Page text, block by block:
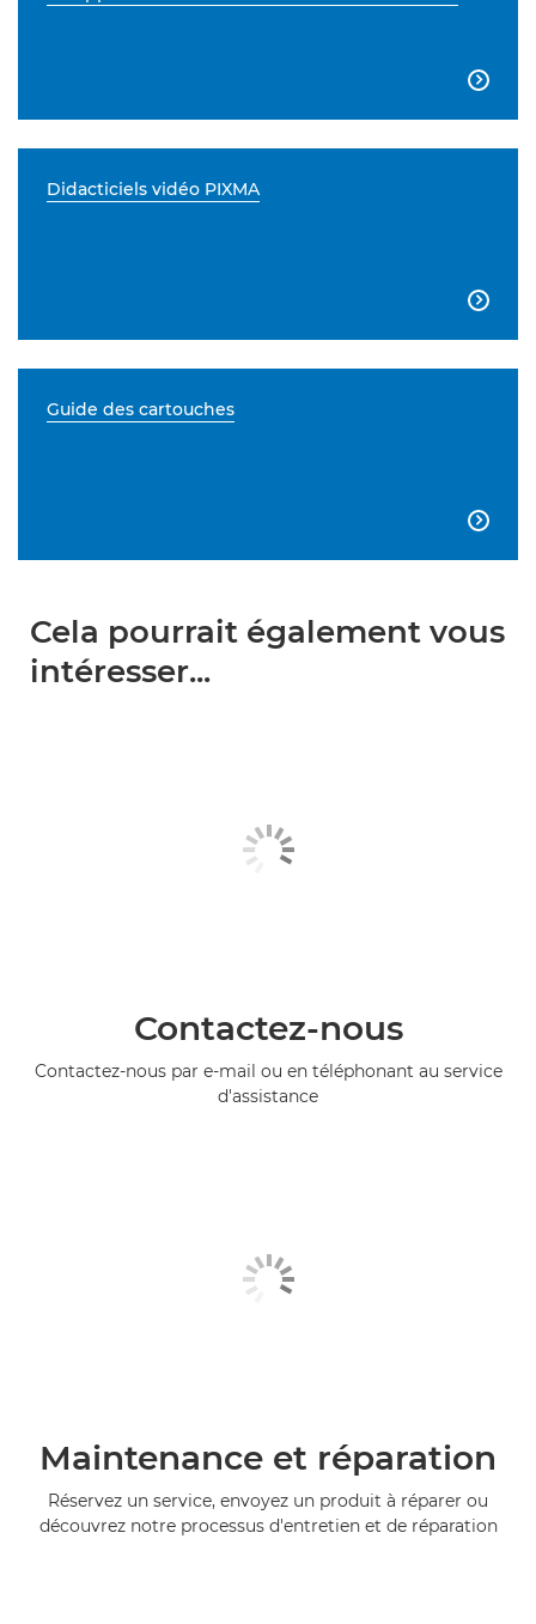

Didacticiels vidéo PIXMA

Guide des cartouches

Cela pourrait également vous
intéresser...
Contactez-nous
Contactez-nous par e-mail ou en téléphonant au service
d'assistance
Maintenance et réparation
Réservez un service, envoyez un produit à réparer ou
découvrez notre processus d'entretien et de réparation